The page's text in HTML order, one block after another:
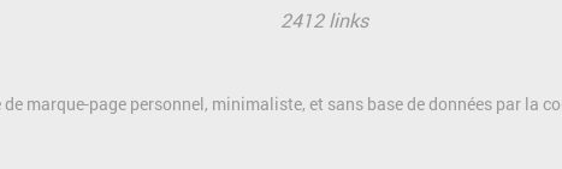
2412 links
marque-page personnel, minimaliste, et sans base de données par la